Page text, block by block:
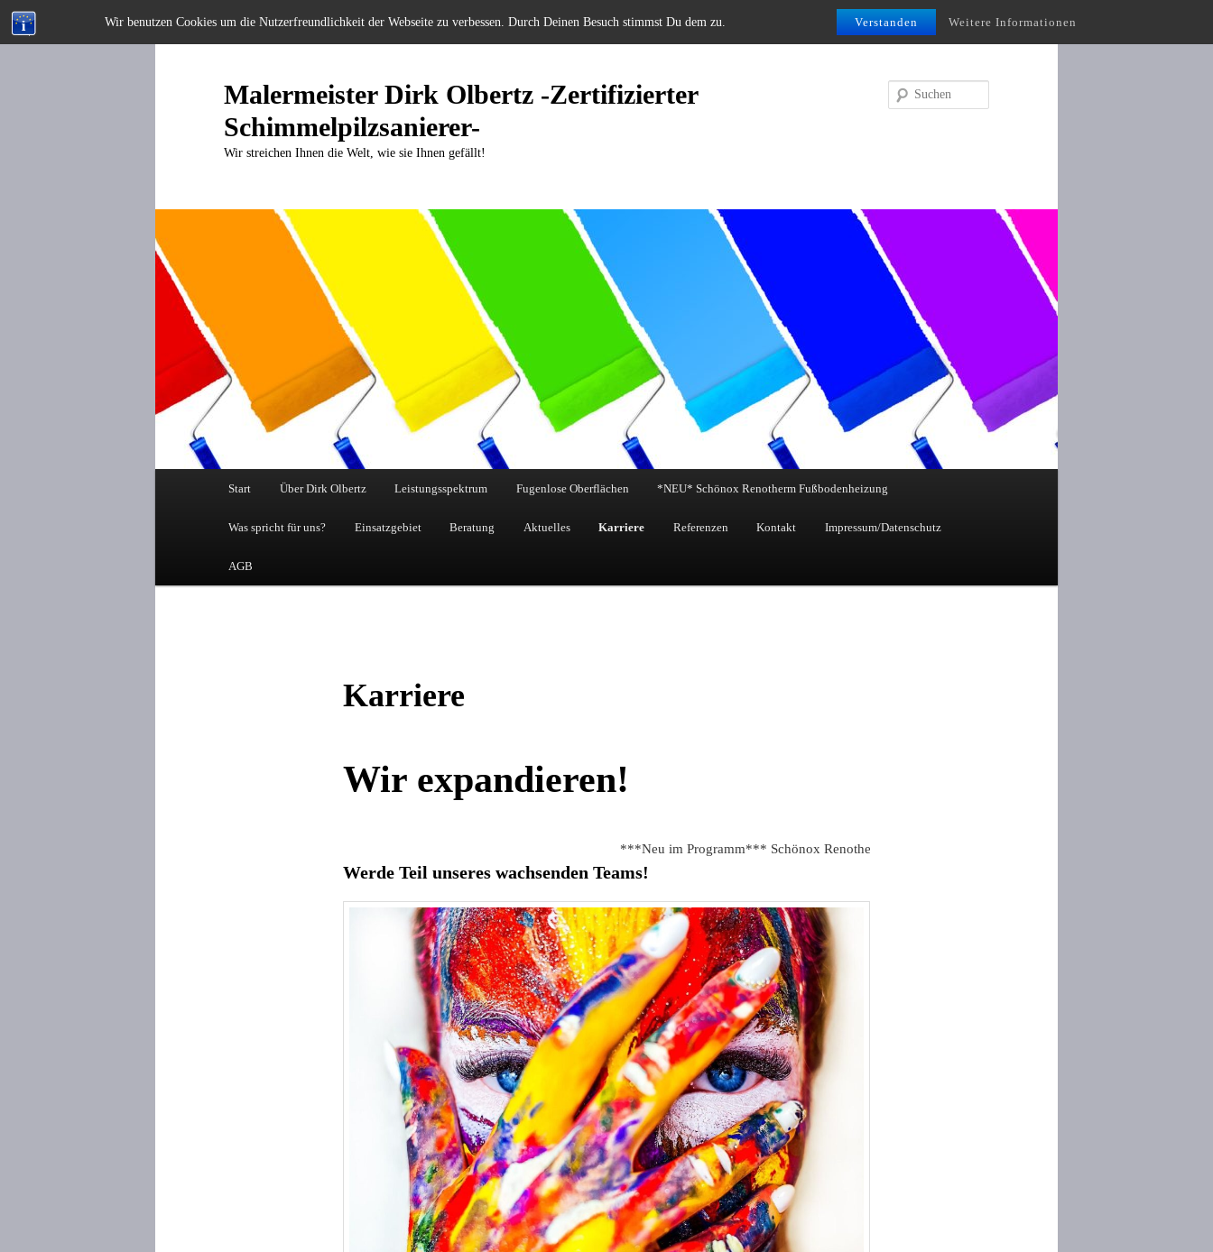
Wir benutzen Cookies um die Nutzerfreundlichkeit der Webseite zu verbessen. Durch Deinen Besuch stimmst Du dem zu. Verstanden Weitere Informationen
Zum
Malermeister Dirk Olbertz -Zertifizierter
Schimmelpilzsanierer-
Wir streichen Ihnen die Welt, wie sie Ihnen gefällt!
Start Über Dirk Olbertz Leistungsspektrum Fugenlose Oberflächen *NEU* Schönox Renotherm Fußbodenheizung
Was spricht für uns? Einsatzgebiet Beratung Aktuelles Karriere Referenzen Kontakt Impressum/Datenschutz
AGB
Karriere
Wir expandieren!
***Neu im Programm*** Schönox Renotherm Fußbodenheizung
Werde Teil unseres wachsenden Teams!